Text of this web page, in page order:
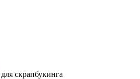
скрапбукинга